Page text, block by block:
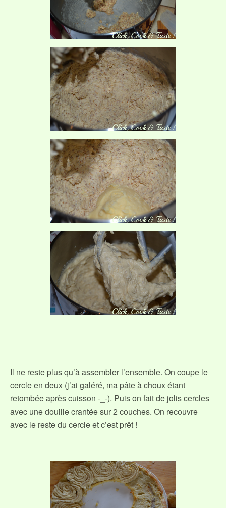
Il ne reste plus qu’à assembler l’ensemble. On coupe le
cercle en deux (j’ai galéré, ma pâte à choux étant
retombée après cuisson -_-). Puis on fait de jolis cercles
avec une douille crantée sur 2 couches. On recouvre
avec le reste du cercle et c’est prêt !